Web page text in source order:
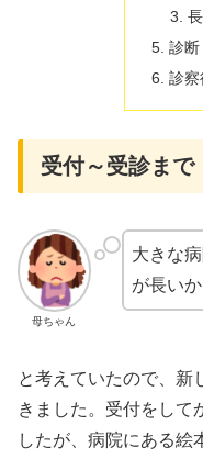
診断
診察
受付～受診まで
母ちゃん
大きな
が長い
と考えていたので、新
きました。受付をして
したが、病院にある絵